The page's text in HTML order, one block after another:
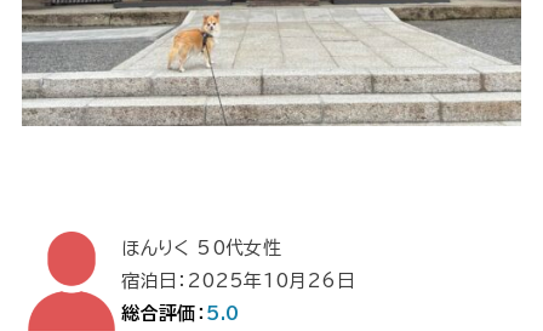
ほんりく 50代女性
宿泊日：2025年10月26日
総合評価： 5.0